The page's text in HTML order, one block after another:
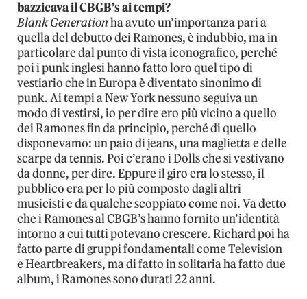
bazzicava il CBGB’s ai tempi?
Blank Generationha avuto un’importanza pari a
quella del debutto dei Ramones, è indubbio, ma in
particolare dal punto di vista iconografico, perché
poi i punk inglesi hanno fatto loro quel tipo di
vestiario che in Europa è diventato sinonimo di
punk. Ai tempi a New York nessuno seguiva un
modo di vestirsi, io per dire ero più vicino a quello
dei Ramones fin da principio, perché di quello
disponevamo: un paio di jeans, una maglietta e delle
scarpe da tennis. Poi c’erano i Dolls che si vestivano
da donne, per dire. Eppure il giro era lo stesso, il
pubblico era per lo più composto dagli altri
musicisti e da qualche scoppiato come noi. Va detto
che i Ramones al CBGB’s hanno fornito un’identità
intorno a cui tutti potevano crescere. Richard poi ha
fatto parte di gruppi fondamentali come Television
e Heartbreakers, ma di fatto in solitaria ha fatto due
album, i Ramones sono durati 22 anni.